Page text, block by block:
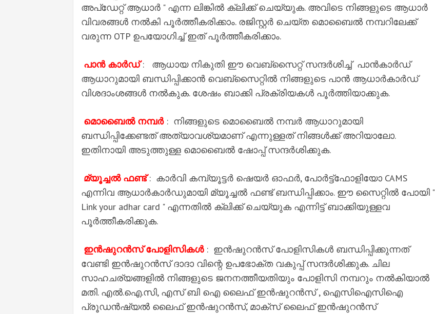
അപ്ഡേറ്റ് ആധാർ " എന്ന ലിങ്കിൽ ക്ലിക്ക് ചെയ്യുക. അവിടെ നിങ്ങളുടെ ആധാർ
വിവരങ്ങൾ നൽകി പൂർത്തീകരിക്കാം. രജിസ്റ്റർ ചെയ്ത മൊബൈൽ നമ്പറിലേക്ക്
വരുന്ന OTP ഉപയോഗിച്ച് ഇത് പൂർത്തീകരിക്കാം.
പാൻ കാർഡ്: ആധായ നികുതി ഈ വെബ്സൈറ്റ് സന്ദർശിച്ച് പാൻകാർഡ്
ആധാറുമായി ബന്ധിപ്പിക്കാൻ വെബ്സൈറ്റിൽ നിങ്ങളുടെ പാൻ ആധാർകാർഡ്
വിശദാംശങ്ങൾ നൽകുക. ശേഷം ബാക്കി പ്രക്രിയകൾ പൂർത്തിയാക്കുക.
മൊബൈൽ നമ്പർ: നിങ്ങളുടെ മൊബൈൽ നമ്പർ ആധാറുമായി
ബന്ധിപ്പിക്കേണ്ടത് അത്യാവശ്യമാണ് എന്നുള്ളത് നിങ്ങൾക്ക് അറിയാലോ.
ഇതിനായി അടുത്തുള്ള മൊബൈൽ ഷോപ്പ് സന്ദർശിക്കുക.
മ്യൂച്ചൽ ഫണ്ട്: കാർവി കമ്പ്യൂട്ടർ ഷെയർ ഓഫർ, പോർട്ട്ഫോളിയോ CAMS
എന്നിവ ആധാർകാർഡുമായി മ്യൂച്ചൽ ഫണ്ട് ബന്ധിപ്പിക്കാം. ഈ സൈറ്റിൽ പോയി "
Link your adhar card " എന്നതിൽ ക്ലിക്ക് ചെയ്യുക എന്നിട്ട് ബാക്കിയുള്ളവ
പൂർത്തീകരിക്കുക.
ഇൻഷുറൻസ് പോളിസികൾ: ഇൻഷുറൻസ് പോളിസികൾ ബന്ധിപ്പിക്കുന്നത്
വേണ്ടി ഇൻഷുറൻസ് ദാദാ വിന്റെ ഉപഭോക്ത വകുപ്പ് സന്ദർശിക്കുക. ചില
സാഹചര്യങ്ങളിൽ നിങ്ങളുടെ ജനനത്തീയതിയും പോളിസി നമ്പറും നൽകിയാൽ
മതി. എൽ.ഐ.സി, എസ് ബി ഐ ലൈഫ് ഇൻഷുറൻസ് , ഐസിഐസിഐ
പ്രൂഡൻഷ്യൽ ലൈഫ് ഇൻഷുറൻസ്, മാക്സ് ലൈഫ് ഇൻഷുറൻസ്